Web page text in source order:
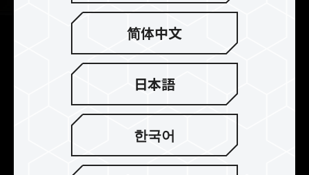
USB Type-C による高速転送
T-FORCE M200には、USB Type-Cのインターフ
ェースが使用され、USB 3.2 Gen1 SSD平均の4倍
になる最大1800 MB/秒という転送速度が実現され
るため、10 GBの大きなファイルでも20秒程度で
简体中文
日本語
한국어